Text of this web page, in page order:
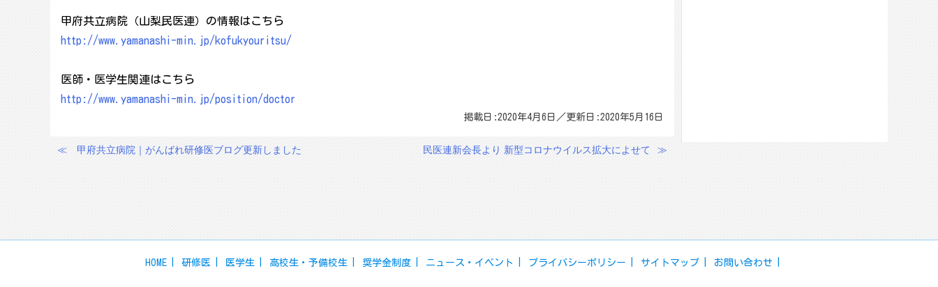
甲府共立病院（山梨民医連）の情報はこちら
http://www.yamanashi-min.jp/kofukyouritsu/
医師・医学生関連はこちら
http://www.yamanashi-min.jp/position/doctor
掲載日:2020年4月6日／更新日:2020年5月16日
投≪ 甲府共立病院｜がんばれ研修医ブログ更新しました 民医連新会長より 新型コロナウイルス拡大によせて ≫
HOME 研修医 医学生 高校生・予備校生 奨学金制度 ニュース・イベント プライバシーポリシー サイトマップ お問い合わせ